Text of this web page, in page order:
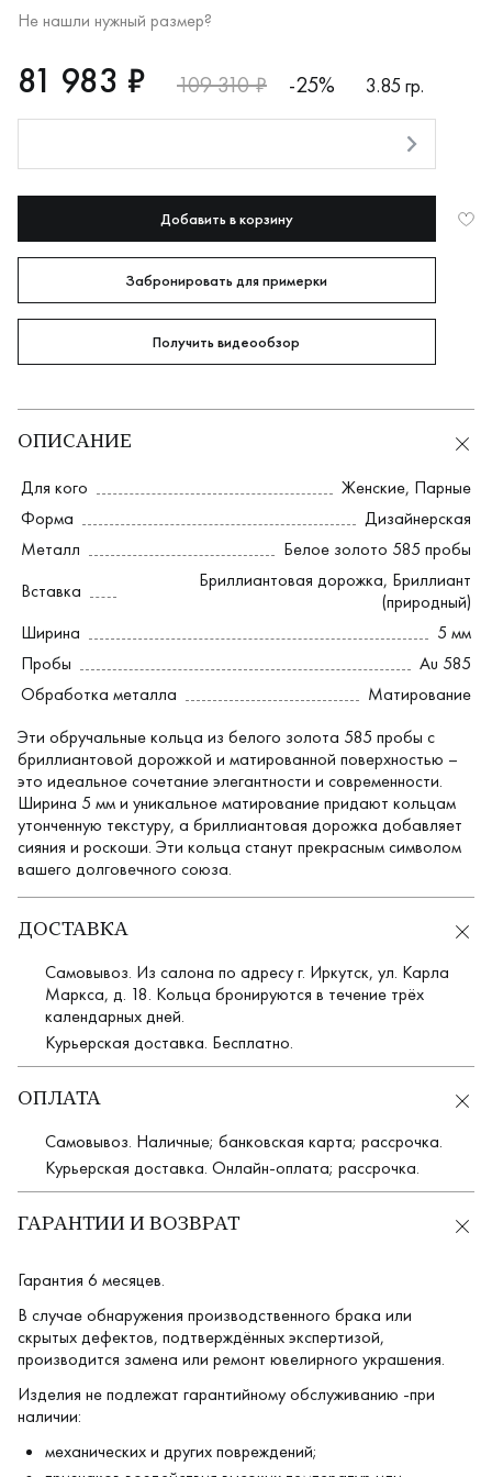
Не нашли нужный размер?
RUB
81983
81 983 ₽ 109 310 ₽ -25%
3.85 гр.
Добавить в корзину
Забронировать для примерки
Получить видеообзор
ОПИСАНИЕ
Для кого Женские, Парные
Форма
Дизайнерская
Металл
Белое золото 585 пробы
Вставка
Бриллиантовая дорожка, Бриллиант
(природный)
Ширина
5 мм
Пробы
Au 585
Обработка металла
Матирование
Эти обручальные кольца из белого золота 585 пробы с
бриллиантовой дорожкой и матированной поверхностью –
это идеальное сочетание элегантности и современности.
Ширина 5 мм и уникальное матирование придают кольцам
утонченную текстуру, а бриллиантовая дорожка добавляет
сияния и роскоши. Эти кольца станут прекрасным символом
вашего долговечного союза.
ДОСТАВКА
Самовывоз. Из салона по адресу г. Иркутск, ул. Карла
Маркса, д. 18. Кольца бронируются в течение трёх
календарных дней.
Курьерская доставка. Бесплатно.
ОПЛАТА
Самовывоз. Наличные; банковская карта; рассрочка.
Курьерская доставка. Онлайн-оплата; рассрочка.
ГАРАНТИИ И ВОЗВРАТ
Гарантия 6 месяцев.
В случае обнаружения производственного брака или
скрытых дефектов, подтверждённых экспертизой,
производится замена или ремонт ювелирного украшения.
Изделия не подлежат гарантийному обслуживанию -при
наличии:
механических и других повреждений;